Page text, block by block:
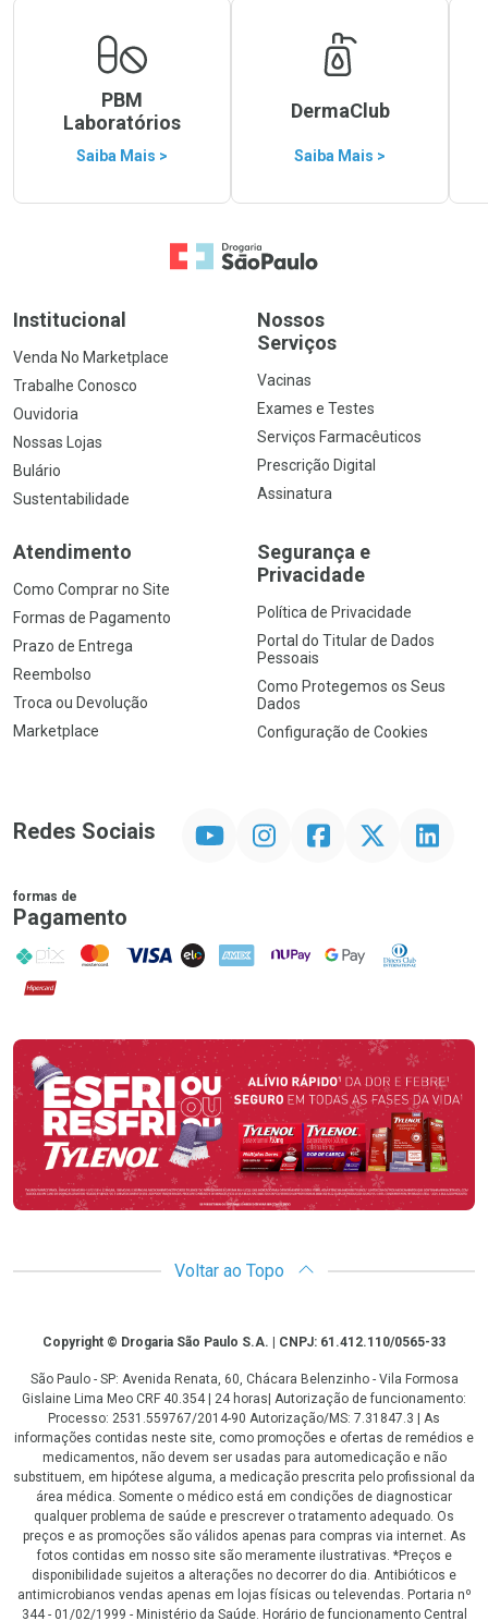
PBM
Laboratórios
Saiba Mais >
DermaClub
Saiba Mais >
Ir para a Home
Institucional
Venda No Marketplace
Trabalhe Conosco
Ouvidoria
Nossas Lojas
Bulário
Sustentabilidade
Nossos
Serviços
Vacinas
Exames e Testes
Serviços Farmacêuticos
Prescrição Digital
Assinatura
Atendimento
Como Comprar no Site
Formas de Pagamento
Prazo de Entrega
Reembolso
Troca ou Devolução
Marketplace
Segurança e
Privacidade
Política de Privacidade
Portal do Titular de Dados
Pessoais
Como Protegemos os Seus
Dados
Configuração de Cookies
Redes Sociais InstagramFacebookTwitter Linkedin
formas de
Pagamento
PIX MasterCard
VISA ELO AMEX NuPay Google PayDiners Club
Hipercard
Promoção em Destaque
Voltar ao Topo
CopyrightCopyright © Drogaria São Paulo S.A. | CNPJ: 61.412.110/0565-33
São Paulo - SP: Avenida Renata, 60, Chácara Belenzinho - Vila Formosa
Gislaine Lima Meo CRF 40.354 | 24 horas| Autorização de funcionamento:
Processo: 2531.559767/2014-90 Autorização/MS: 7.31847.3 | As
informações contidas neste site, como promoções e ofertas de remédios e
medicamentos, não devem ser usadas para automedicação e não
substituem, em hipótese alguma, a medicação prescrita pelo profissional da
área médica. Somente o médico está em condições de diagnosticar
qualquer problema de saúde e prescrever o tratamento adequado. Os
preços e as promoções são válidos apenas para compras via internet. As
fotos contidas em nosso site são meramente ilustrativas. *Preços e
disponibilidade sujeitos a alterações no decorrer do dia. Antibióticos e
antimicrobianos vendas apenas em lojas físicas ou televendas. Portaria nº
344 - 01/02/1999 - Ministério da Saúde. Horário de funcionamento Central